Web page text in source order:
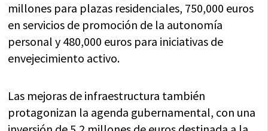
millones para plazas residenciales, 750,000 euros
en servicios de promoción de la autonomía
personal y 480,000 euros para iniciativas de
envejecimiento activo.
Las mejoras de infraestructura también
protagonizan la agenda gubernamental, con una